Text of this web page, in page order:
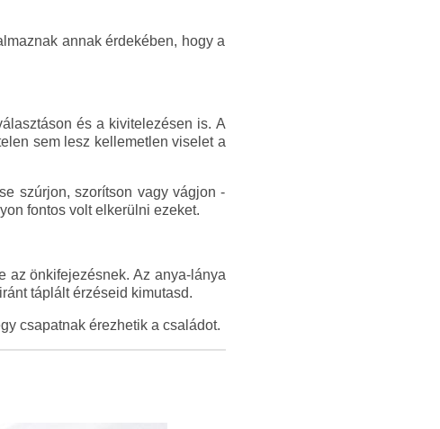
annak érdekében, hogy a
és a kivitelezésen is. A
sem lesz kellemetlen viselet a
szúrjon, szorítson vagy vágjon -
fontos volt elkerülni ezeket.
az önkifejezésnek. Az anya-lánya
táplált érzéseid kimutasd.
csapatnak érezhetik a családot.